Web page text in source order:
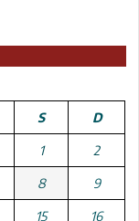
S D
1 2
8 9
15 16